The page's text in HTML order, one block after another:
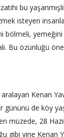
bu
isteyen
bölmeli,
Bu özünlüğü
Kenan
gününü de köy
müzede, 28
gibi yine